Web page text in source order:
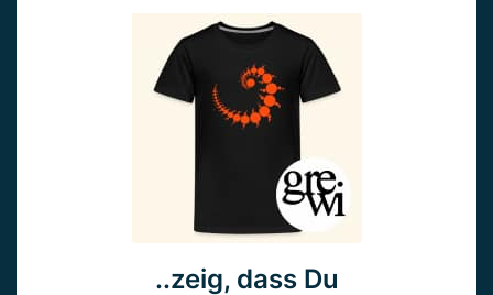
..zeig, dass Du